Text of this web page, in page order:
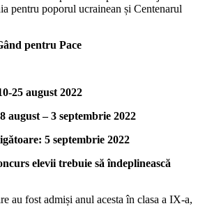
pentru poporul ucrainean și Centenarul
pentru Pace
25 august 2022
august – 3 septembrie 2022
5 septembrie 2022
elevii trebuie să îndeplinească
au fost admiși anul acesta în clasa a IX-a,